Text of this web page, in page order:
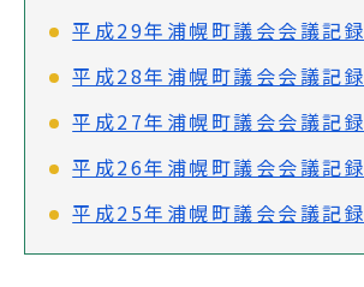
平成29年浦幌町議会会議記録
平成28年浦幌町議会会議記録
平成27年浦幌町議会会議記録
平成26年浦幌町議会会議記録
平成25年浦幌町議会会議記録